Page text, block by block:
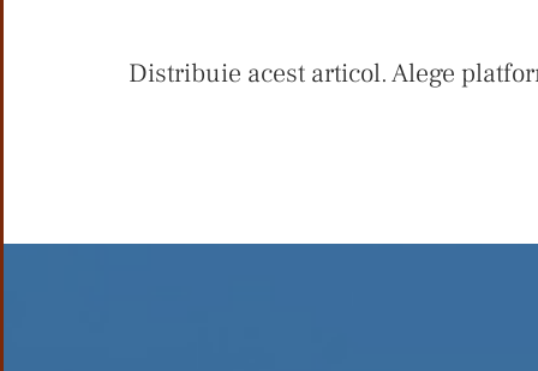
Distribuie acest articol. Alege